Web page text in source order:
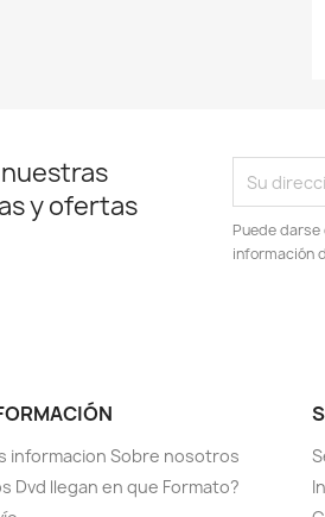
y ofertas
Puede
información
informacion Sobre nosotros
Dvd llegan en que Formato?